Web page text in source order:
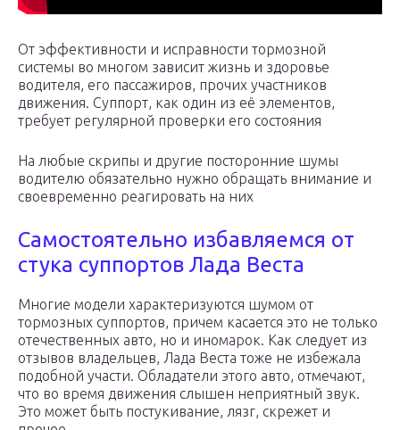
От эффективности и исправности тормозной
системы во многом зависит жизнь и здоровье
водителя, его пассажиров, прочих участников
движения. Суппорт, как один из её элементов,
требует регулярной проверки его состояния
На любые скрипы и другие посторонние шумы
водителю обязательно нужно обращать внимание и
своевременно реагировать на них
Самостоятельно избавляемся от
стука суппортов Лада Веста
Многие модели характеризуются шумом от
тормозных суппортов, причем касается это не только
отечественных авто, но и иномарок. Как следует из
отзывов владельцев, Лада Веста тоже не избежала
подобной участи. Обладатели этого авто, отмечают,
что во время движения слышен неприятный звук.
Это может быть постукивание, лязг, скрежет и